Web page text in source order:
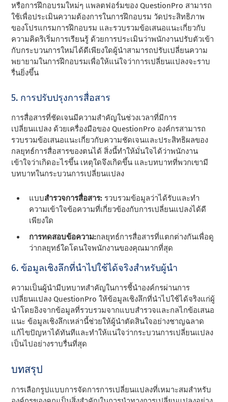
หรือการฝึกอบรมใหม่ๆ แพลตฟอร์มของ QuestionPro สามารถ
ใช้เพื่อประเมินความต้องการในการฝึกอบรม วัดประสิทธิภาพ
ของโปรแกรมการฝึกอบรม และรวบรวมข้อเสนอแนะเกี่ยวกับ
ความคิดริเริ่มการเรียนรู้ ด้วยการประเมินว่าพนักงานปรับตัวเข้า
กับกระบวนการใหม่ได้ดีเพียงใดผู้นําสามารถปรับเปลี่ยนความ
พยายามในการฝึกอบรมเพื่อให้แน่ใจว่าการเปลี่ยนแปลงจะราบ
รื่นยิ่งขึ้น
5. การปรับปรุงการสื่อสาร
การสื่อสารที่ชัดเจนมีความสําคัญในช่วงเวลาที่มีการ
เปลี่ยนแปลง ด้วยเครื่องมือของ QuestionPro องค์กรสามารถ
รวบรวมข้อเสนอแนะเกี่ยวกับความชัดเจนและประสิทธิผลของ
กลยุทธ์การสื่อสารของตนได้ สิ่งนี้ทําให้มั่นใจได้ว่าพนักงาน
เข้าใจว่าเกิดอะไรขึ้น เหตุใดจึงเกิดขึ้น และบทบาทที่พวกเขามี
บทบาทในกระบวนการเปลี่ยนแปลง
แบบสํารวจการสื่อสาร: รวบรวมข้อมูลว่าได้รับและทํา
ความเข้าใจข้อความที่เกี่ยวข้องกับการเปลี่ยนแปลงได้ดี
เพียงใด
การทดสอบข้อความ:กลยุทธ์การสื่อสารที่แตกต่างกันเพื่อดู
ว่ากลยุทธ์ใดโดนใจพนักงานของคุณมากที่สุด
6. ข้อมูลเชิงลึกที่นําไปใช้ได้จริงสําหรับผู้นํา
ความเป็นผู้นํามีบทบาทสําคัญในการชี้นําองค์กรผ่านการ
เปลี่ยนแปลง QuestionPro ให้ข้อมูลเชิงลึกที่นําไปใช้ได้จริงแก่ผู้
นําโดยอิงจากข้อมูลที่รวบรวมจากแบบสํารวจและกลไกข้อเสนอ
แนะ ข้อมูลเชิงลึกเหล่านี้ช่วยให้ผู้นําตัดสินใจอย่างชาญฉลาด
แก้ไขปัญหาได้ทันทีและทําให้แน่ใจว่ากระบวนการเปลี่ยนแปลง
เป็นไปอย่างราบรื่นที่สุด
บทสรุป
การเลือกรูปแบบการจัดการการเปลี่ยนแปลงที่เหมาะสมสําหรับ